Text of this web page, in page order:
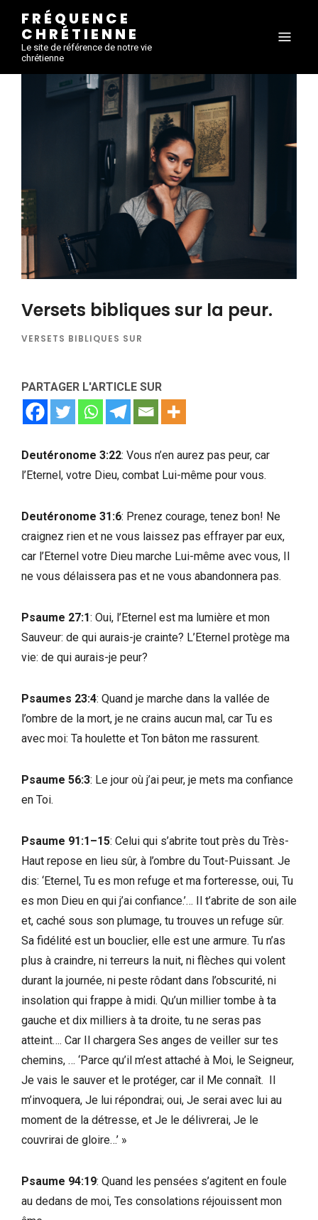
FRÉQUENCE
CHRÉTIENNE
Le site de référence de notre vie
chrétienne
Versets bibliques sur la peur.
VERSETS BIBLIQUES SUR
PARTAGER L'ARTICLE SUR
Deutéronome 3:22: Vous n’en aurez pas peur, car
l’Eternel, votre Dieu, combat Lui-même pour vous.
Deutéronome 31:6: Prenez courage, tenez bon! Ne
craignez rien et ne vous laissez pas effrayer par eux,
car l’Eternel votre Dieu marche Lui-même avec vous, Il
ne vous délaissera pas et ne vous abandonnera pas.
Psaume 27:1: Oui, l’Eternel est ma lumière et mon
Sauveur: de qui aurais-je crainte? L’Eternel protège ma
vie: de qui aurais-je peur?
Psaumes 23:4: Quand je marche dans la vallée de
l’ombre de la mort, je ne crains aucun mal, car Tu es
avec moi: Ta houlette et Ton bâton me rassurent.
Psaume 56:3: Le jour où j’ai peur, je mets ma confiance
en Toi.
Psaume 91:1–15: Celui qui s’abrite tout près du Très-
Haut repose en lieu sûr, à l’ombre du Tout-Puissant. Je
dis: ‘Eternel, Tu es mon refuge et ma forteresse, oui, Tu
es mon Dieu en qui j’ai confiance.’… Il t’abrite de son aile
et, caché sous son plumage, tu trouves un refuge sûr.
Sa fidélité est un bouclier, elle est une armure. Tu n’as
plus à craindre, ni terreurs la nuit, ni flèches qui volent
durant la journée, ni peste rôdant dans l’obscurité, ni
insolation qui frappe à midi. Qu’un millier tombe à ta
gauche et dix milliers à ta droite, tu ne seras pas
atteint…. Car Il chargera Ses anges de veiller sur tes
chemins, … ‘Parce qu’il m’est attaché à Moi, le Seigneur,
Je vais le sauver et le protéger, car il Me connaît. Il
m’invoquera, Je lui répondrai; oui, Je serai avec lui au
moment de la détresse, et Je le délivrerai, Je le
couvrirai de gloire…’ »
Psaume 94:19: Quand les pensées s’agitent en foule
au dedans de moi, Tes consolations réjouissent mon